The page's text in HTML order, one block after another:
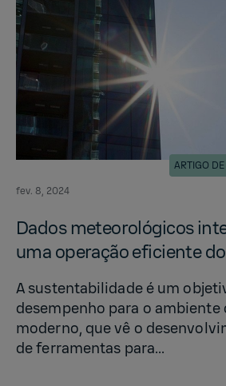
fev. 8, 2024
ARTIGO
Dados me­te­o­rológicos
uma operação efi­ciente
A sustentabilidade é um
desempenho para o
moderno, que vê o
de ferramentas para...